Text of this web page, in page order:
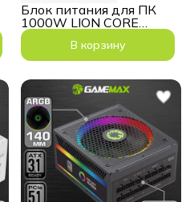
Блок питания для ПК
1000W LION CORE
1000P Series PLATINUM
В корзину